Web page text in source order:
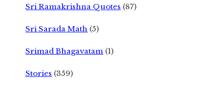
Sri Ramakrishna Quotes (87)
Sri Sarada Math (5)
Srimad Bhagavatam (1)
Stories (359)